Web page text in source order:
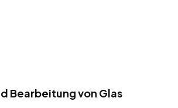
Bearbeitung von Glas